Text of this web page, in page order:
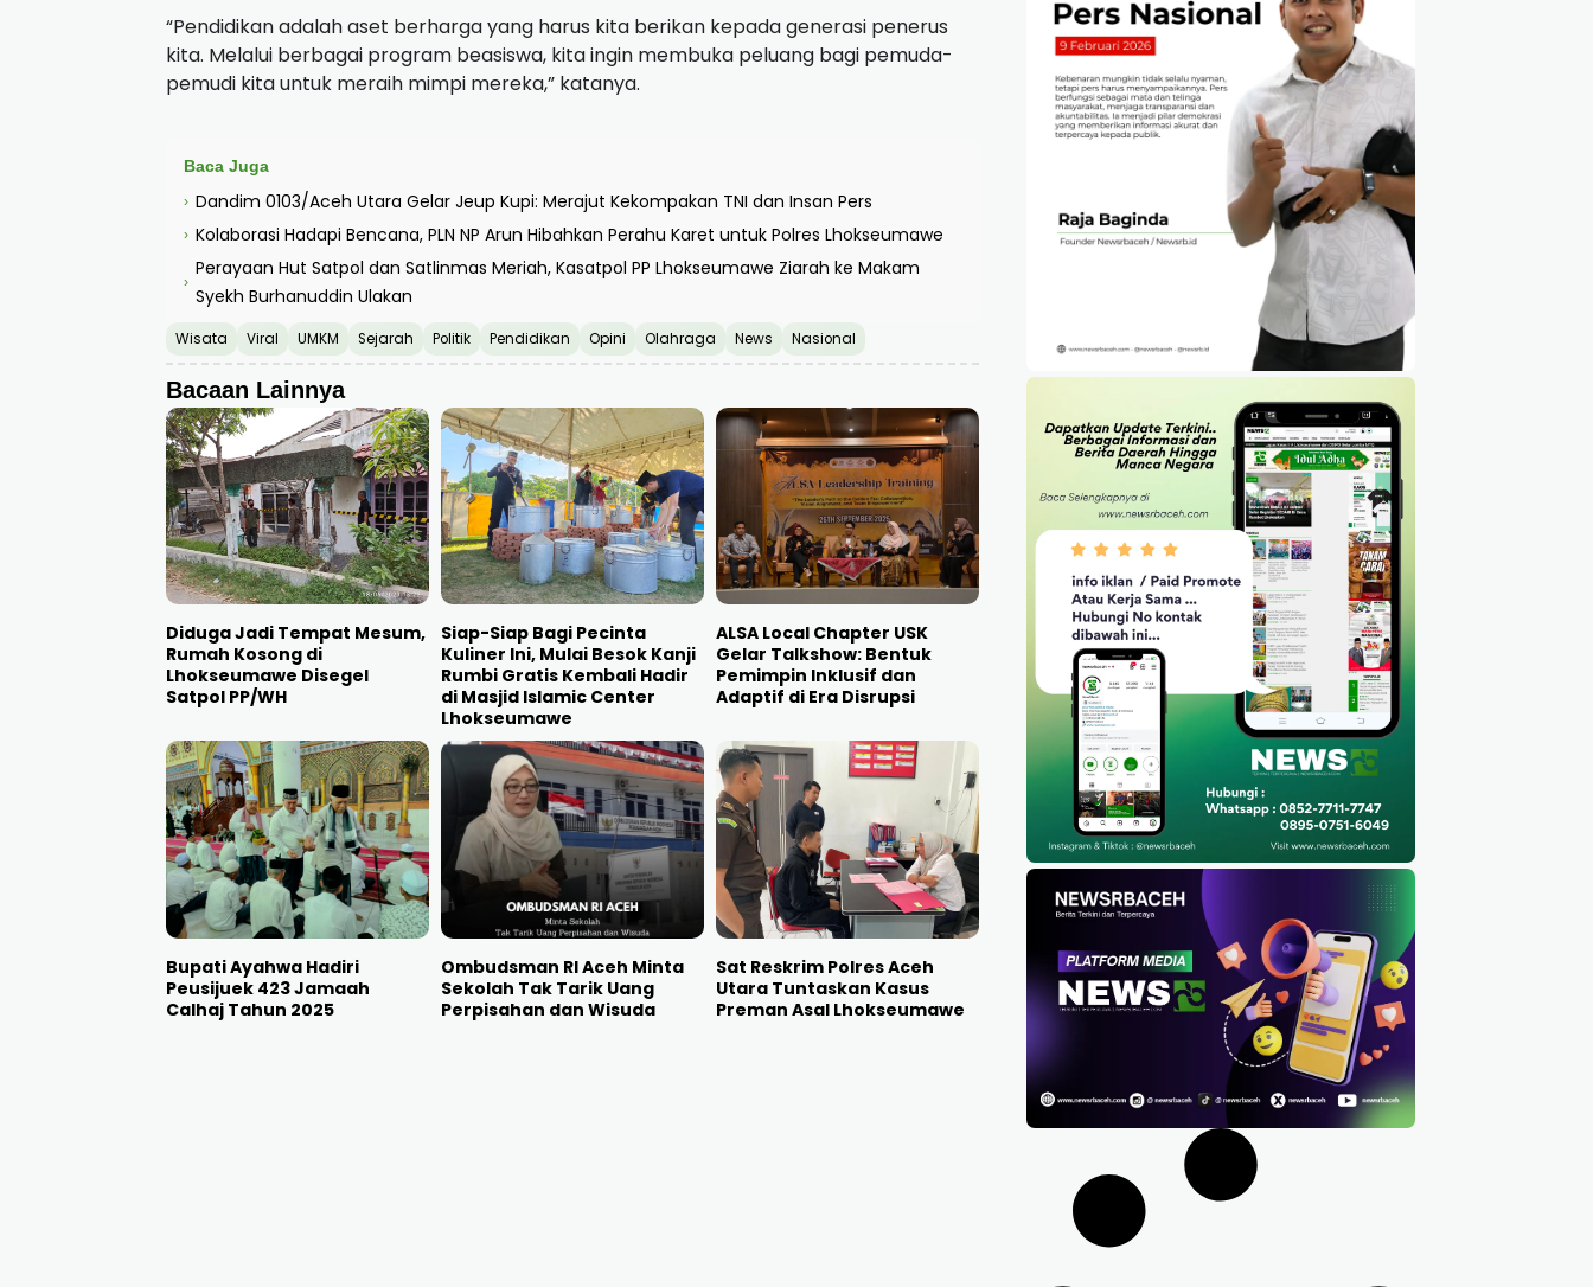
“Pendidikan adalah aset berharga yang harus kita berikan kepada generasi penerus
kita. Melalui berbagai program beasiswa, kita ingin membuka peluang bagi pemuda-
pemudi kita untuk meraih mimpi mereka,” katanya.
Baca Juga
› Dandim 0103/Aceh Utara Gelar Jeup Kupi: Merajut Kekompakan TNI dan Insan Pers
› Kolaborasi Hadapi Bencana, PLN NP Arun Hibahkan Perahu Karet untuk Polres Lhokseumawe
›
Perayaan Hut Satpol dan Satlinmas Meriah, Kasatpol PP Lhokseumawe Ziarah ke Makam
Syekh Burhanuddin Ulakan
Wisata Viral UMKM Sejarah Politik Pendidikan Opini Olahraga News Nasional
Bacaan Lainnya
Diduga Jadi Tempat Mesum,
Rumah Kosong di
Lhokseumawe Disegel
Satpol PP/WH
Siap-Siap Bagi Pecinta
Kuliner Ini, Mulai Besok Kanji
Rumbi Gratis Kembali Hadir
di Masjid Islamic Center
Lhokseumawe
ALSA Local Chapter USK
Gelar Talkshow: Bentuk
Pemimpin Inklusif dan
Adaptif di Era Disrupsi
Bupati Ayahwa Hadiri
Peusijuek 423 Jamaah
Calhaj Tahun 2025
Ombudsman RI Aceh Minta
Sekolah Tak Tarik Uang
Perpisahan dan Wisuda
Sat Reskrim Polres Aceh
Utara Tuntaskan Kasus
Preman Asal Lhokseumawe